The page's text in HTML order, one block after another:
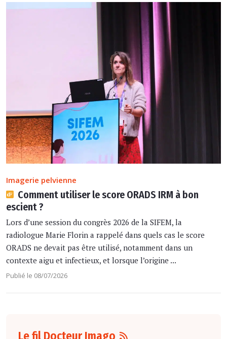
Imagerie pelvienne
Comment utiliser le score ORADS IRM à bon
escient ?
Lors d’une session du congrès 2026 de la SIFEM, la
radiologue Marie Florin a rappelé dans quels cas le score
ORADS ne devait pas être utilisé, notamment dans un
contexte aigu et infectieux, et lorsque l’origine ...
Publié le 08/07/2026
Le fil Docteur Imago